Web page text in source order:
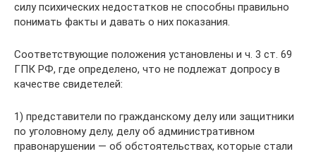
силу психических недостатков не способны правильно
понимать факты и давать о них показания.
Соответствующие положения установлены и ч. 3 ст. 69
ГПК РФ, где определено, что не подлежат допросу в
качестве свидетелей:
1) представители по гражданскому делу или защитники
по уголовному делу, делу об административном
правонарушении — об обстоятельствах, которые стали